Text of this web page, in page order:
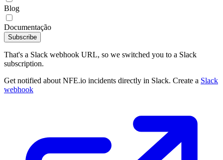
Blog
Documentação
Subscribe
That's a Slack webhook URL, so we switched you to a Slack
subscription.
Get notified about NFE.io incidents directly in Slack. Create a Slack
webhook